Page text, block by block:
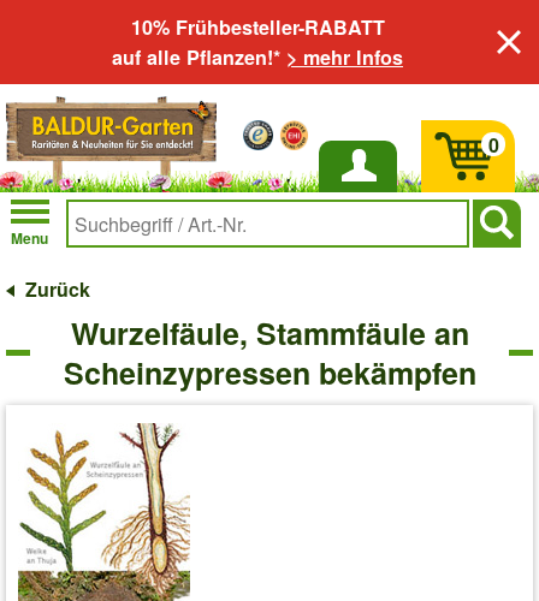
10% Frühbesteller-RABATT
auf alle Pflanzen!* > mehr Infos
Anmelden
Menu
0
Zurück
Wurzelfäule, Stammfäule an
Scheinzypressen bekämpfen